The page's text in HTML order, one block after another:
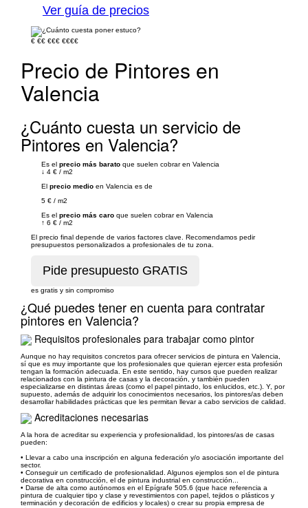
Ver guía de precios
€ €€ €€€ €€€€
Precio de Pintores en
Valencia
¿Cuánto cuesta un servicio de
Pintores en Valencia?
Es el precio más barato que suelen cobrar en Valencia
↓ 4 € / m2
El precio medio en Valencia es de
5 € / m2
Es el precio más caro que suelen cobrar en Valencia
↑ 6 € / m2
El precio final depende de varios factores clave. Recomendamos pedir
presupuestos personalizados a profesionales de tu zona.
es gratis y sin compromiso
¿Qué puedes tener en cuenta para contratar
pintores en Valencia?
Requisitos profesionales para trabajar como pintor
Aunque no hay requisitos concretos para ofrecer servicios de pintura en Valencia,
sí que es muy importante que los profesionales que quieran ejercer esta profesión
tengan la formación adecuada. En este sentido, hay cursos que pueden realizar
relacionados con la pintura de casas y la decoración, y también pueden
especializarse en distintas áreas (como el papel pintado, los enlucidos, etc.). Y, por
supuesto, además de adquirir los conocimientos necesarios, los pintores/as deben
desarrollar habilidades prácticas que les permitan llevar a cabo servicios de calidad.
Acreditaciones necesarias
A la hora de acreditar su experiencia y profesionalidad, los pintores/as de casas
pueden:
• Llevar a cabo una inscripción en alguna federación y/o asociación importante del
sector.
• Conseguir un certificado de profesionalidad. Algunos ejemplos son el de pintura
decorativa en construcción, el de pintura industrial en construcción...
• Darse de alta como autónomos en el Epígrafe 505.6 (que hace referencia a
pintura de cualquier tipo y clase y revestimientos con papel, tejidos o plásticos y
terminación y decoración de edificios y locales) o crear su propia empresa de